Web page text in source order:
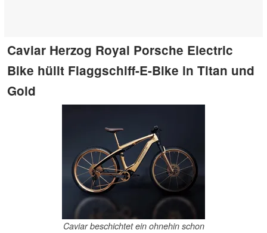
Caviar Herzog Royal Porsche Electric
Bike hüllt Flaggschiff-E-Bike in Titan und
Gold
Caviar beschichtet ein ohnehin schon